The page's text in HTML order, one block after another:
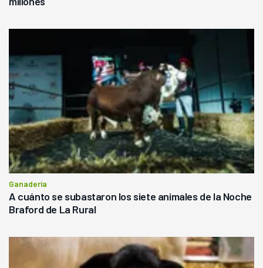
Ganadería
A cuánto se subastaron los siete animales de la Noche
Braford de La Rural